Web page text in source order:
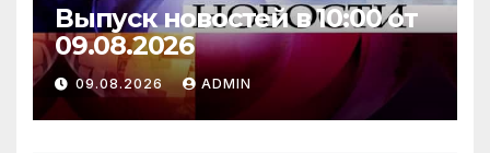
Выпуск новостей в 10:00 от
09.08.2026
09.08.2026 ADMIN